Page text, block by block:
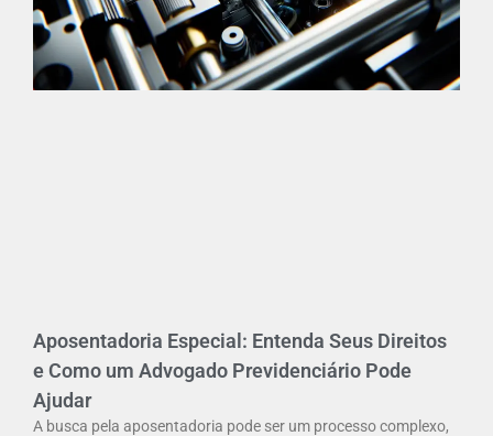
Aposentadoria Especial: Entenda Seus Direitos
e Como um Advogado Previdenciário Pode
Ajudar
A busca pela aposentadoria pode ser um processo complexo,